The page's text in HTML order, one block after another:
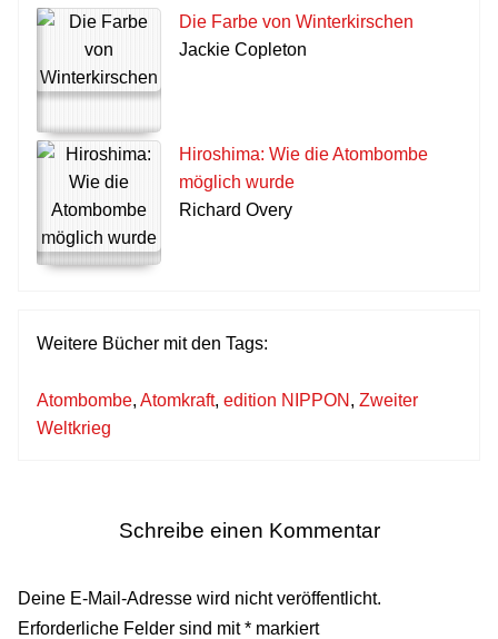
Die Farbe von Winterkirschen
Jackie Copleton
Hiroshima: Wie die Atombombe
möglich wurde
Richard Overy
Weitere Bücher mit den Tags:
Atombombe, Atomkraft, edition NIPPON , Zweiter
Weltkrieg
Schreibe einen Kommentar
Deine E-Mail-Adresse wird nicht veröffentlicht.
Erforderliche Felder sind mit* markiert